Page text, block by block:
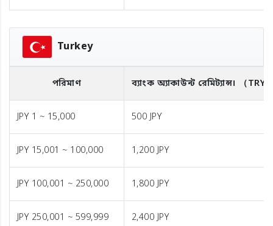
Turkey
পরিমাণ ব্যাংক অ্যাকাউন্ট রেমিট্যান্স। （TRY
JPY 1 ~ 15,000 500 JPY
JPY 15,001 ~ 100,000 1,200 JPY
JPY 100,001 ~ 250,000 1,800 JPY
JPY 250,001 ~ 599,999 2,400 JPY